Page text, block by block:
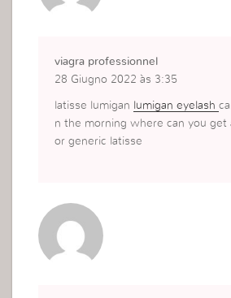
viagra professionnel
28 Giugno 2022 às 3:35
latisse lumigan lumigan eyelash
n the morning where can you get
or generic latisse